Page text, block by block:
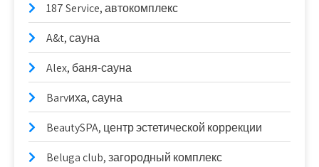
187 Service, автокомплекс
A&t, сауна
Alex, баня-сауна
Barvиха, сауна
BeautySPA, центр эстетической коррекции
Beluga club, загородный комплекс